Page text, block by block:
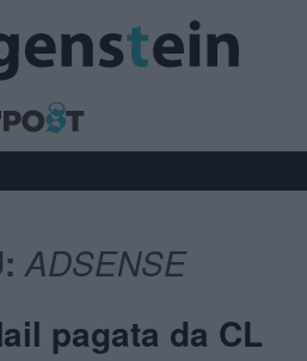
ADSENSE
pagata da CL